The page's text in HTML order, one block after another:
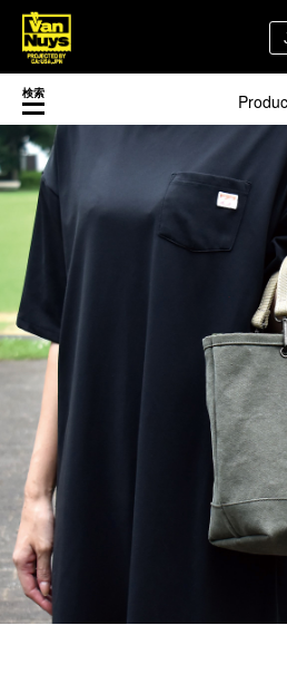
検索
新着／最近発売
Pick up
マスク関連
カスタマ
新商品（
時計ホル
VN301
カスタムバ
デジアナ格
FreeFree
ちょっとミリ
カスタムパ
コピーノ
ふわふわケ
ポータブルオーデ
渋谷店
徳島店
レディースシ
即納ショ
訳あり＆アウト
ブランドスト
スタッフブ
閉じ